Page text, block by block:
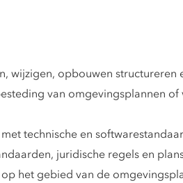
wijzigen, opbouwen
van omgevingsplannen
technische en
juridische regels en
het gebied van de